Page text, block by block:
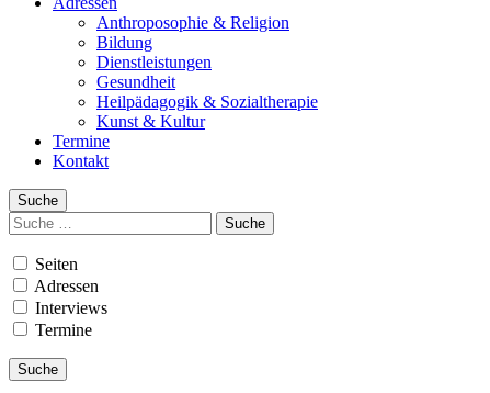
Anthroposophie & Religion
Bildung
Dienstleistungen
Gesundheit
Heilpädagogik & Sozialtherapie
Kunst & Kultur
Termine
Kontakt
Suche
Suchen
nach:
Seiten
Adressen
Interviews
Termine